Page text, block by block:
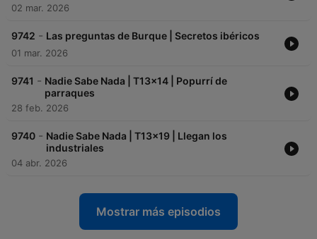
02 mar. 2026
9742 - Las preguntas de Burque | Secretos ibéricos
01 mar. 2026
9741 - Nadie Sabe Nada | T13x14 | Popurrí de
parraques
28 feb. 2026
9740 - Nadie Sabe Nada | T13x19 | Llegan los
industriales
04 abr. 2026
Mostrar más episodios